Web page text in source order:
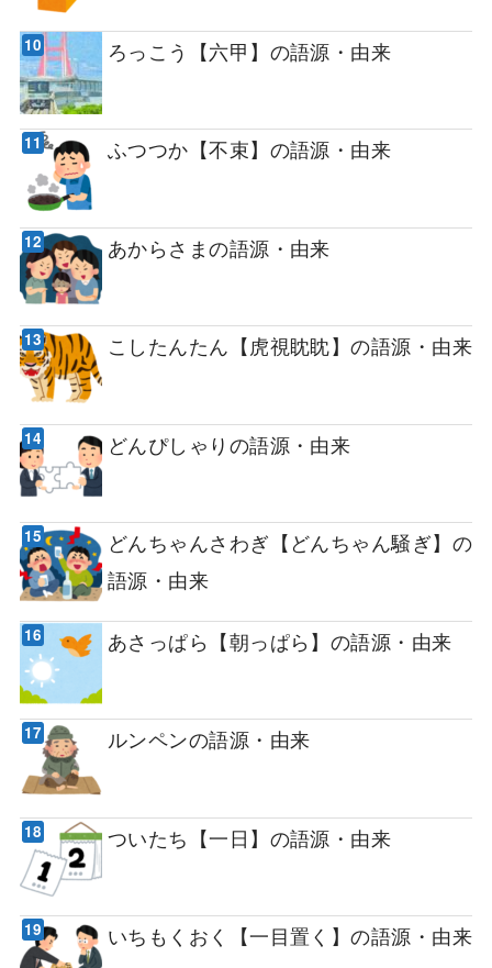
ろっこう【六甲】の語源・由来
ふつつか【不束】の語源・由来
あからさまの語源・由来
こしたんたん【虎視眈眈】の語源・由来
どんぴしゃりの語源・由来
どんちゃんさわぎ【どんちゃん騒ぎ】の
語源・由来
あさっぱら【朝っぱら】の語源・由来
ルンペンの語源・由来
ついたち【一日】の語源・由来
いちもくおく【一目置く】の語源・由来